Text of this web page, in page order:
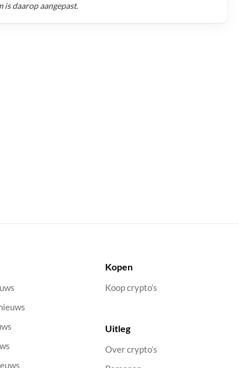
daarop aangepast.
Kopen
Koop crypto’s
Uitleg
Over crypto’s